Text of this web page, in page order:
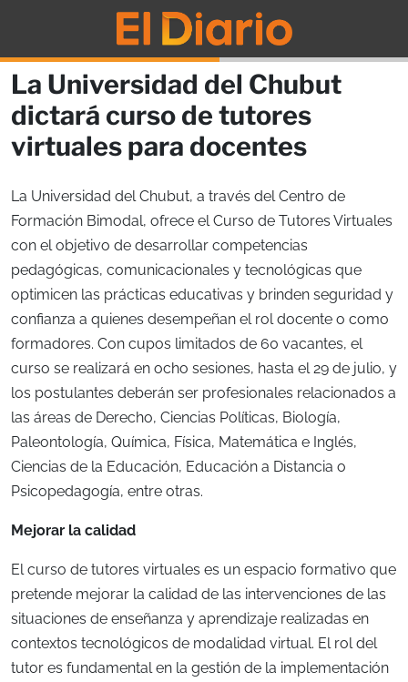
La Universidad del Chubut
dictará curso de tutores
virtuales para docentes
La Universidad del Chubut, a través del Centro de
Formación Bimodal, ofrece el Curso de Tutores Virtuales
con el objetivo de desarrollar competencias
pedagógicas, comunicacionales y tecnológicas que
optimicen las prácticas educativas y brinden seguridad y
confianza a quienes desempeñan el rol docente o como
formadores. Con cupos limitados de 60 vacantes, el
curso se realizará en ocho sesiones, hasta el 29 de julio, y
los postulantes deberán ser profesionales relacionados a
las áreas de Derecho, Ciencias Políticas, Biología,
Paleontología, Química, Física, Matemática e Inglés,
Ciencias de la Educación, Educación a Distancia o
Psicopedagogía, entre otras.
Mejorar la calidad
El curso de tutores virtuales es un espacio formativo que
pretende mejorar la calidad de las intervenciones de las
situaciones de enseñanza y aprendizaje realizadas en
contextos tecnológicos de modalidad virtual. El rol del
tutor es fundamental en la gestión de la implementación